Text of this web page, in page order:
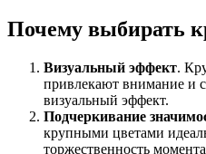
Почему выбирать
Визуальный эффект.
привлекают внимание и
визуальный эффект.
Подчеркивание
крупными цветами
торжественность